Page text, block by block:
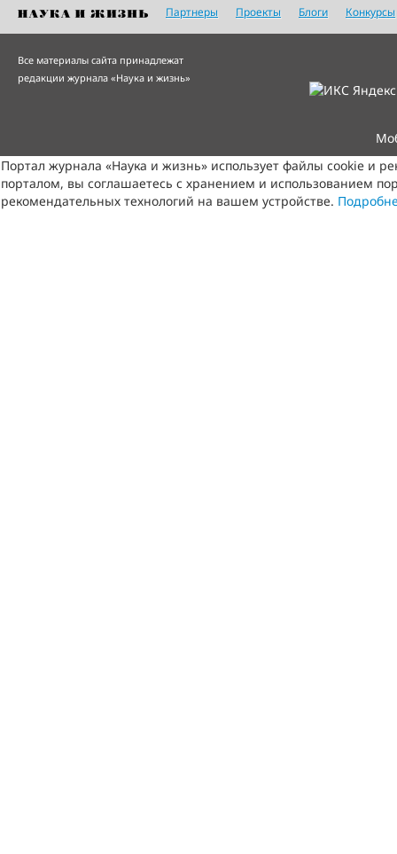
Партнеры Проекты Блоги Конкурсы
Все материалы сайта принадлежат
редакции журнала «Наука и жизнь»
Портал журнала «Наука и жизнь» использует файлы cookie и
порталом, вы соглашаетесь с хранением и использованием
рекомендательных технологий на вашем устройстве.